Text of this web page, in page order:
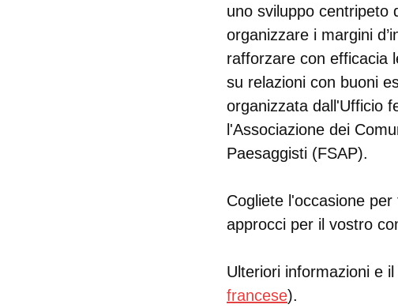
uno sviluppo centripeto
organizzare i margini
rafforzare con efficacia
su relazioni con buoni
organizzata dall'Ufficio
l'Associazione dei
Paesaggisti (FSAP).
Cogliete l'occasione
approcci per il vostro
Ulteriori informazioni e
francese).